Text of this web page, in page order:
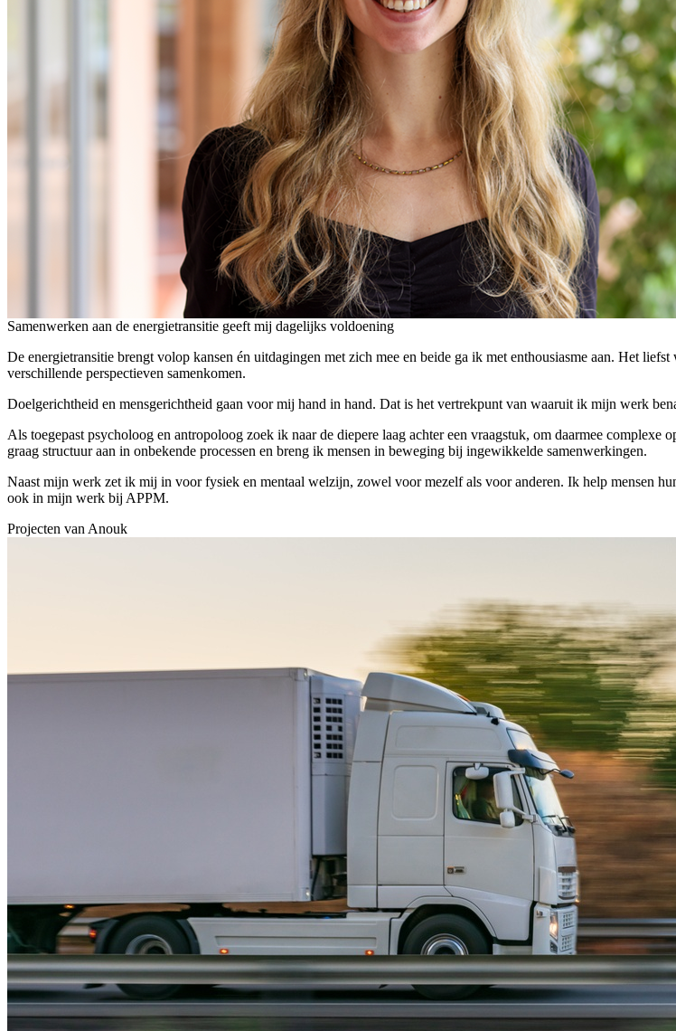
Samenwerken aan de energietransitie geeft mij dagelijks voldoening
De energietransitie brengt volop kansen én uitdagingen met zich mee en beide ga ik met enthousiasme aan. Het
verschillende perspectieven samenkomen.
Doelgerichtheid en mensgerichtheid gaan voor mij hand in hand. Dat is het vertrekpunt van waaruit ik mijn werk
Als toegepast psycholoog en antropoloog zoek ik naar de diepere laag achter een vraagstuk, om daarmee
graag structuur aan in onbekende processen en breng ik mensen in beweging bij ingewikkelde samenwerkingen.
Naast mijn werk zet ik mij in voor fysiek en mentaal welzijn, zowel voor mezelf als voor anderen. Ik help mensen
ook in mijn werk bij APPM.
Projecten van Anouk